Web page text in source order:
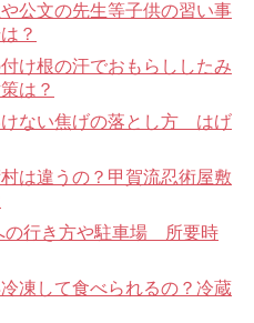
公文の先生等子供の習い事
？
け根の汗でおもらししたみ
は？
ない焦げの落とし方 はげ
は違うの？甲賀流忍術屋敷
の行き方や駐車場 所要時
凍して食べられるの？冷蔵